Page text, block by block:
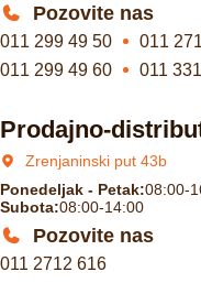
Pozovite nas
011 299 49 50 011
011 299 49 60
011
Prodajno-
Zrenjaninski put 43b
Ponedeljak - Petak:08:00-
Subota:08:00-14:00
Pozovite nas
011 2712 616